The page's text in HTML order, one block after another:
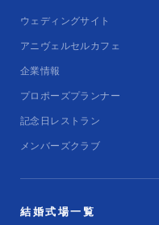
ウェディングサイト
アニヴェルセルカフェ
企業情報
プロポーズプランナー
記念日レストラン
メンバーズクラブ
結婚式場一覧